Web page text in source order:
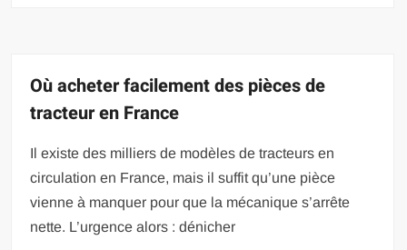
Où acheter facilement des pièces de
tracteur en France
Il existe des milliers de modèles de tracteurs en
circulation en France, mais il suffit qu’une pièce
vienne à manquer pour que la mécanique s’arrête
nette. L’urgence alors : dénicher